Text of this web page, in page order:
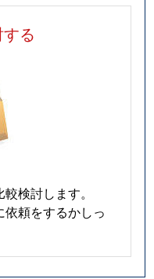
る
検討します。
頼をするかしっ